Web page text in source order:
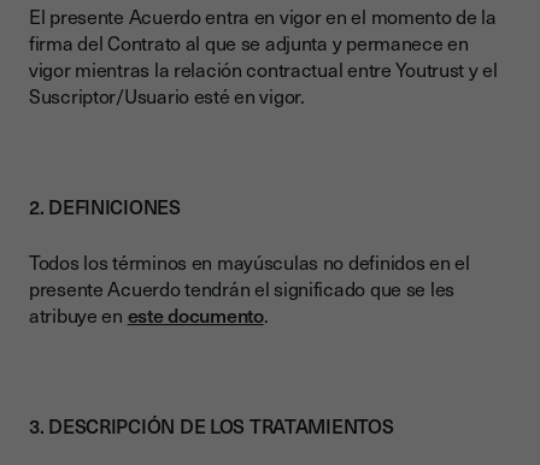
El presente Acuerdo entra en vigor en el momento de la
firma del Contrato al que se adjunta y permanece en
vigor mientras la relación contractual entre Youtrust y el
Suscriptor/Usuario esté en vigor.
2. DEFINICIONES
Todos los términos en mayúsculas no definidos en el
presente Acuerdo tendrán el significado que se les
atribuye en este documento.
3. DESCRIPCIÓN DE LOS TRATAMIENTOS